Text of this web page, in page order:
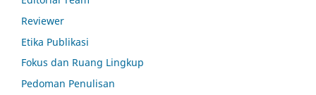
Reviewer
Etika Publikasi
Fokus dan Ruang Lingkup
Pedoman Penulisan